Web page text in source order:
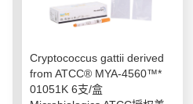
Cryptococcus gattii derived
from ATCC® MYA-4560™*
01051K 6支/盒